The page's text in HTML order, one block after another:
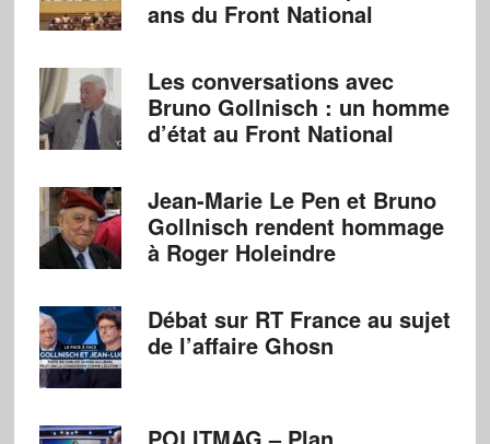
ans du Front National
Les conversations avec
Bruno Gollnisch : un homme
d’état au Front National
Jean-Marie Le Pen et Bruno
Gollnisch rendent hommage
à Roger Holeindre
Débat sur RT France au sujet
de l’affaire Ghosn